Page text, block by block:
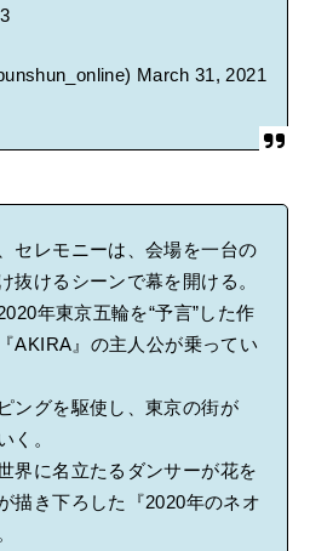
March 31, 2021
セレモニーは、会場を一台の
抜けるシーンで幕を開ける。
年東京五輪を“予言”した作
AKIRA』の主人公が乗ってい
ングを駆使し、東京の街が
く。
界に名立たるダンサーが花を
描き下ろした『2020年のネオ